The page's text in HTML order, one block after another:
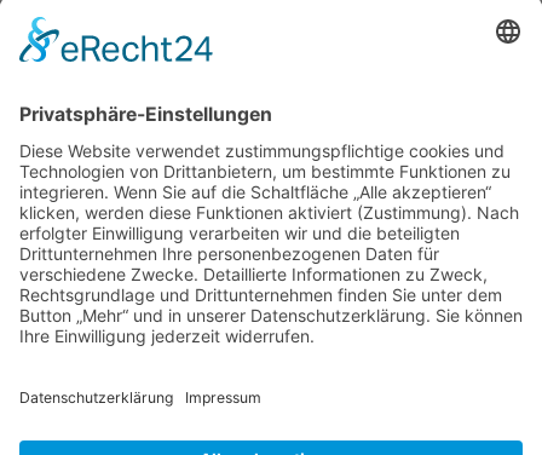
Kleine Würmer als Wunderheiler
Knoblauch - Allium sativum
MRSA-Killerkeime in deutschen Krankenhäusern
NATURHEILKUNDE & PSYCHOTHERAPIE HEUTE
Natürliche Anti-Falten-Wunderwaffe: Hyaluron
Natürliche Apotheke – Heilpflanze Ingwer
Olivenöl - nicht nur ein Lebensmittel
Berufsbild Heilpraktiker